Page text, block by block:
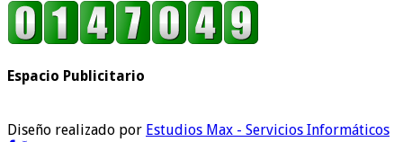
Espacio Publicitario
Diseño realizado por Estudios Max - Servicios Informáticos